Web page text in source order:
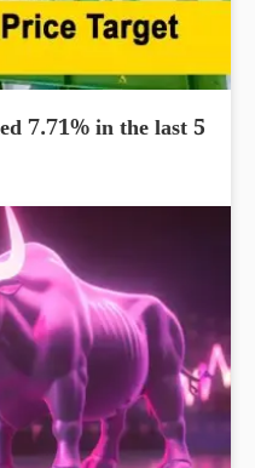
7.71% in the last 5